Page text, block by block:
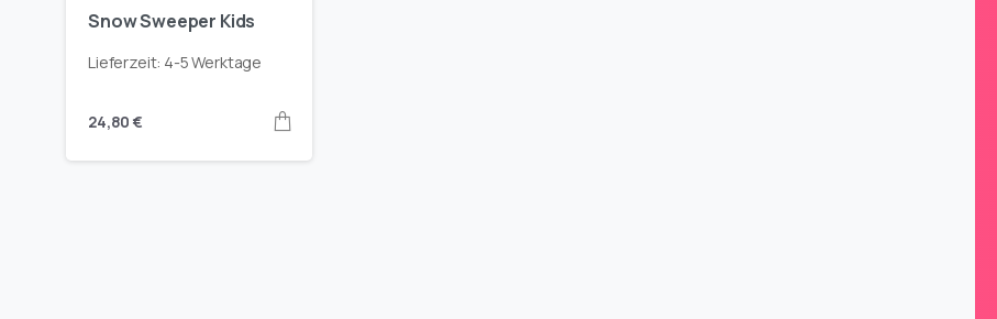
Snow Sweeper Kids
Lieferzeit: 4-5 Werktage
24,80€